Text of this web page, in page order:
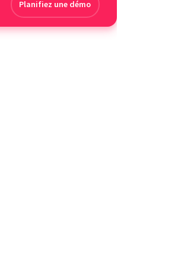
Planifiez une démo